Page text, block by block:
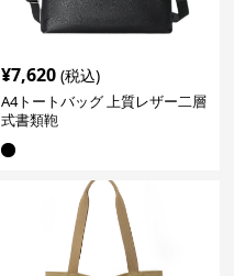
¥7,620 (税込)
A4トートバッグ 上質レザー二層
式書類鞄